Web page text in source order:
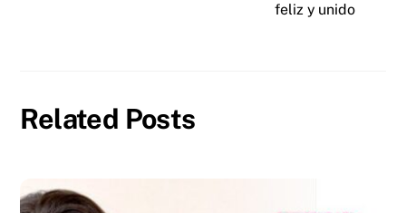
feliz y unido
Related Posts